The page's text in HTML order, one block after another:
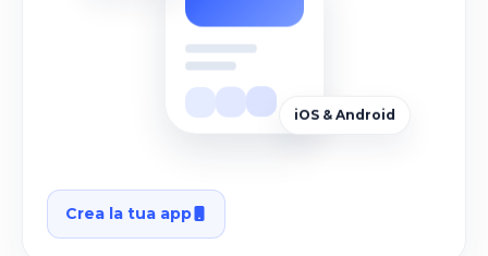
iOS & Android
Crea la tua app